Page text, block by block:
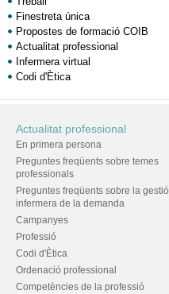
Finestreta única
Propostes de formació COIB
Actualitat professional
Infermera virtual
Codi d'Ètica
Actualitat professional
En primera persona
Preguntes freqüents sobre temes
professionals
Preguntes freqüents sobre la gestió
infermera de la demanda
Campanyes
Professió
Codi d'Ètica
Ordenació professional
Competències de la professió